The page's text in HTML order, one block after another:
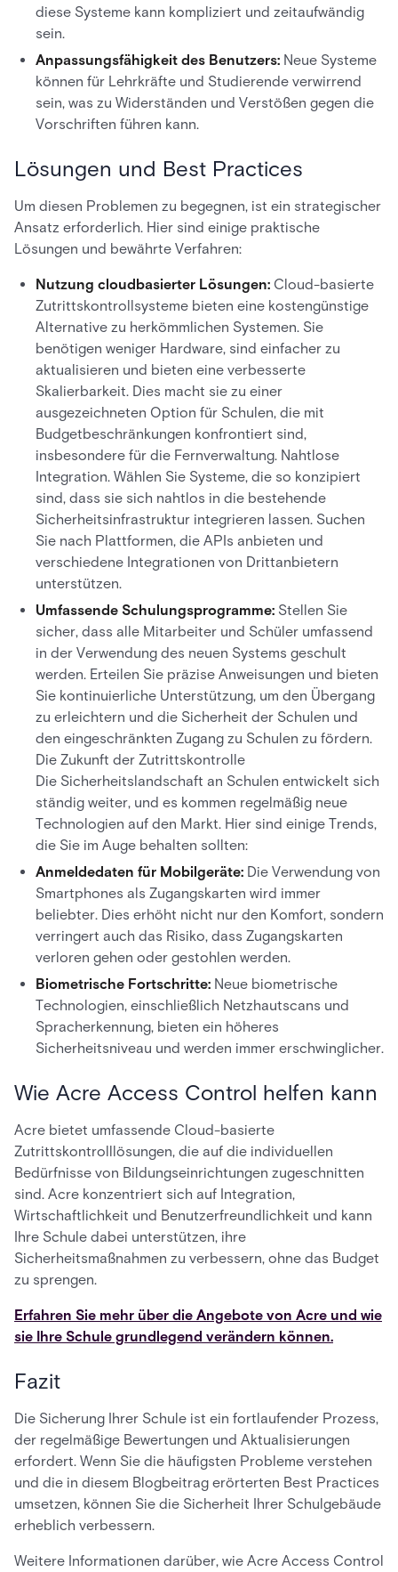
diese Systeme kann kompliziert und zeitaufwändig
sein.
Anpassungsfähigkeit des Benutzers: Neue Systeme
können für Lehrkräfte und Studierende verwirrend
sein, was zu Widerständen und Verstößen gegen die
Vorschriften führen kann.
Lösungen und Best Practices
Um diesen Problemen zu begegnen, ist ein strategischer
Ansatz erforderlich. Hier sind einige praktische
Lösungen und bewährte Verfahren:
Nutzung cloudbasierter Lösungen: Cloud-basierte
Zutrittskontrollsysteme bieten eine kostengünstige
Alternative zu herkömmlichen Systemen. Sie
benötigen weniger Hardware, sind einfacher zu
aktualisieren und bieten eine verbesserte
Skalierbarkeit. Dies macht sie zu einer
ausgezeichneten Option für Schulen, die mit
Budgetbeschränkungen konfrontiert sind,
insbesondere für die Fernverwaltung. Nahtlose
Integration. Wählen Sie Systeme, die so konzipiert
sind, dass sie sich nahtlos in die bestehende
Sicherheitsinfrastruktur integrieren lassen. Suchen
Sie nach Plattformen, die APIs anbieten und
verschiedene Integrationen von Drittanbietern
unterstützen.
Umfassende Schulungsprogramme: Stellen Sie
sicher, dass alle Mitarbeiter und Schüler umfassend
in der Verwendung des neuen Systems geschult
werden. Erteilen Sie präzise Anweisungen und bieten
Sie kontinuierliche Unterstützung, um den Übergang
zu erleichtern und die Sicherheit der Schulen und
den eingeschränkten Zugang zu Schulen zu fördern.
Die Zukunft der Zutrittskontrolle
Die Sicherheitslandschaft an Schulen entwickelt sich
ständig weiter, und es kommen regelmäßig neue
Technologien auf den Markt. Hier sind einige Trends,
die Sie im Auge behalten sollten:
Anmeldedaten für Mobilgeräte: Die Verwendung von
Smartphones als Zugangskarten wird immer
beliebter. Dies erhöht nicht nur den Komfort, sondern
verringert auch das Risiko, dass Zugangskarten
verloren gehen oder gestohlen werden.
Biometrische Fortschritte: Neue biometrische
Technologien, einschließlich Netzhautscans und
Spracherkennung, bieten ein höheres
Sicherheitsniveau und werden immer erschwinglicher.
Wie Acre Access Control helfen kann
Acre bietet umfassende Cloud-basierte
Zutrittskontrolllösungen, die auf die individuellen
Bedürfnisse von Bildungseinrichtungen zugeschnitten
sind. Acre konzentriert sich auf Integration,
Wirtschaftlichkeit und Benutzerfreundlichkeit und kann
Ihre Schule dabei unterstützen, ihre
Sicherheitsmaßnahmen zu verbessern, ohne das Budget
zu sprengen.
Erfahren Sie mehr über die Angebote von Acre und wie
sie Ihre Schule grundlegend verändern können.
Fazit
Die Sicherung Ihrer Schule ist ein fortlaufender Prozess,
der regelmäßige Bewertungen und Aktualisierungen
erfordert. Wenn Sie die häufigsten Probleme verstehen
und die in diesem Blogbeitrag erörterten Best Practices
umsetzen, können Sie die Sicherheit Ihrer Schulgebäude
erheblich verbessern.
Weitere Informationen darüber, wie Acre Access Control